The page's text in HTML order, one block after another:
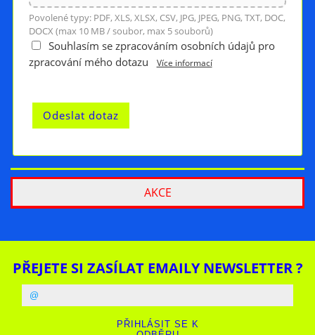
Povolené typy: PDF, XLS, XLSX, CSV, JPG, JPEG, PNG, TXT, DOC,
DOCX (max 10 MB / soubor, max 5 souborů)
Souhlasím se zpracováním osobních údajů pro
zpracování mého dotazu
Více informací
AKCE
PŘEJETE SI ZASÍLAT EMAILY NEWSLETTER ?